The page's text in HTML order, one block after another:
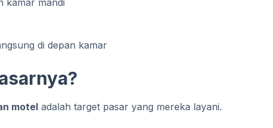
di depan kamar
motel adalah target pasar yang mereka layani.